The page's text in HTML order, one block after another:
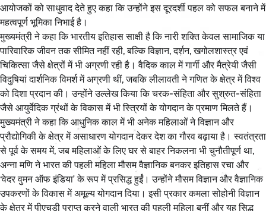
आयोजकों को साधुवाद देते हुए कहा कि उन्होंने इस दूरदर्शी पहल को सफल बनाने में
महत्वपूर्ण भूमिका निभाई है।
मुख्यमंत्री ने कहा कि भारतीय इतिहास साक्षी है कि नारी शक्ति केवल सामाजिक या
पारिवारिक जीवन तक सीमित नहीं रही, बल्कि विज्ञान, दर्शन, खगोलशास्त्र एवं
चिकित्सा जैसे क्षेत्रों में भी अग्रणी रही है। वैदिक काल में गार्गी और मैत्रेयी जैसी
विदुषियां दार्शनिक विमर्श में अग्रणी थीं, जबकि लीलावती ने गणित के क्षेत्र में विश्व
को दिशा प्रदान की। उन्होंने उल्लेख किया कि चरक-संहिता और सुश्रुत-संहिता
जैसे आयुर्वेदिक ग्रंथों के विकास में भी स्त्रियों के योगदान के प्रमाण मिलते हैं।
मुख्यमंत्री ने कहा कि आधुनिक काल में भी अनेक महिलाओं ने विज्ञान और
प्रौद्योगिकी के क्षेत्र में असाधारण योगदान देकर देश का गौरव बढ़ाया है। स्वतंत्रता
से पूर्व के समय में, जब महिलाओं के लिए घर से बाहर निकलना भी चुनौतीपूर्ण था,
अन्ना मणि ने भारत की पहली महिला मौसम वैज्ञानिक बनकर इतिहास रचा और
‘वेदर वुमन ऑफ इंडिया’ के रूप में प्रसिद्ध हुईं। उन्होंने मौसम विज्ञान और वैज्ञानिक
उपकरणों के विकास में अमूल्य योगदान दिया। इसी प्रकार कमला सोहोनी विज्ञान
के क्षेत्र में पीएचडी प्राप्त करने वाली भारत की पहली महिला बनीं और यह सिद्ध